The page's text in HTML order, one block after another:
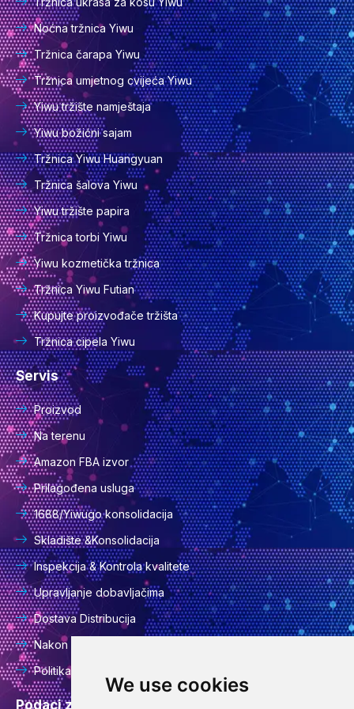
We use cookies
Noćna tržnica Yiwu
Tržnica čarapa Yiwu
Tržnica umjetnog cvijeća Yiwu
Yiwu tržište namještaja
Yiwu božićni sajam
Tržnica Yiwu Huangyuan
Tržnica šalova Yiwu
Yiwu tržište papira
Tržnica torbi Yiwu
Yiwu kozmetička tržnica
Tržnica Yiwu Futian
Kupujte proizvođače tržišta
Tržnica cipela Yiwu
Servis
Proizvod
Na terenu
Amazon FBA izvor
Prilagođena usluga
1688/Yiwugo konsolidacija
Skladište &Konsolidacija
Inspekcija & Kontrola kvalitete
Upravljanje dobavljačima
Dostava Distribucija
Nakon usluge
Politika privatnosti
Podaci za kontakt